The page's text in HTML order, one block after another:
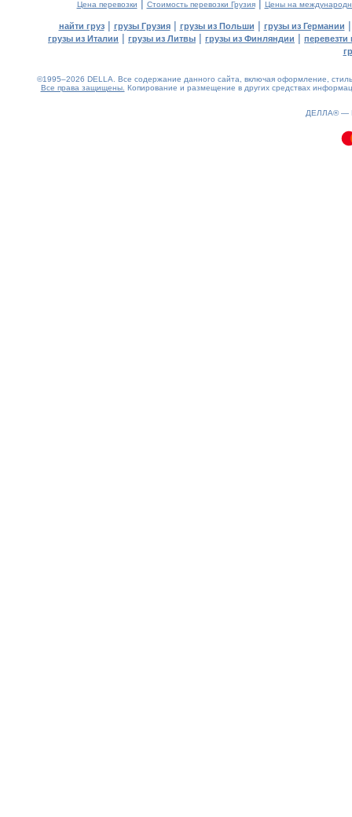
Цена перевозки Стоимость перевозки Грузия| Цены на
найти груз| грузы Грузия| грузы из Польши | грузы из Германии
грузы из Италии | грузы из Литвы | грузы из Финляндии | перевезти
©1995–2026 DELLA. Все содержание данного сайта, включая оформление,
Все права защищены. Копирование и размещение в других средствах
ДЕЛЛА® —